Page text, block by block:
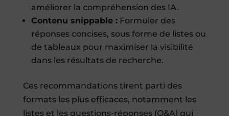
améliorer la compréhension des IA.
Contenu snippable :Formuler des
réponses concises, sous forme de listes ou
de tableaux pour maximiser la visibilité
dans les résultats de recherche.
Ces recommandations tirent parti des
formats les plus efficaces, notamment les
listes et les questions-réponses (Q&A) qui